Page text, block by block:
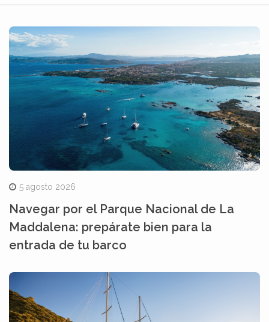
5 agosto 2026
Navegar por el Parque Nacional de La
Maddalena: prepárate bien para la
entrada de tu barco